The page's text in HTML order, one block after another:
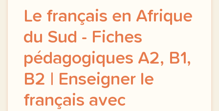
Le français en Afrique
du Sud - Fiches
pédagogiques A2, B1,
B2 | Enseigner le
français avec